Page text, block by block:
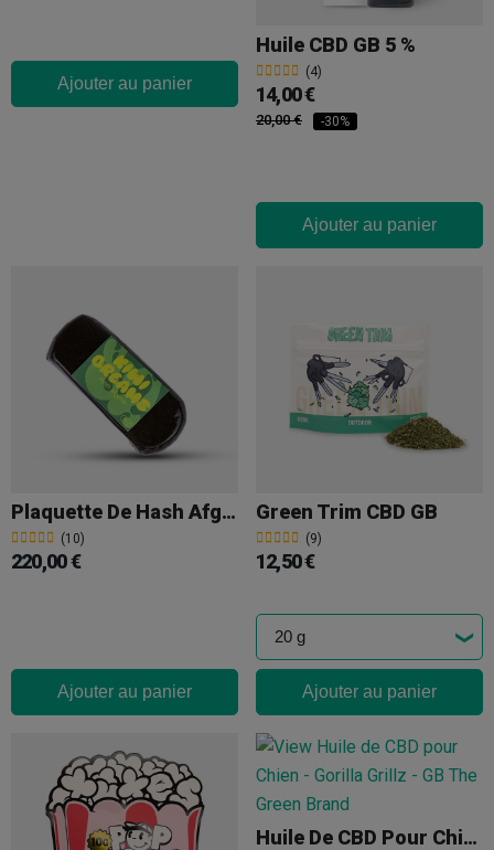
Ajouter au panier
Huile CBD GB 5 %
(4)
14,00 €
20,00 € -30%
Ajouter au panier
Plaquette De Hash Afghan 100 G Kiwi Creams
(10)
220,00 €
Ajouter au panier
Green Trim CBD GB
(9)
12,50 €
Ajouter au panier
Huile De CBD Pour Chien Gorilla Grillz